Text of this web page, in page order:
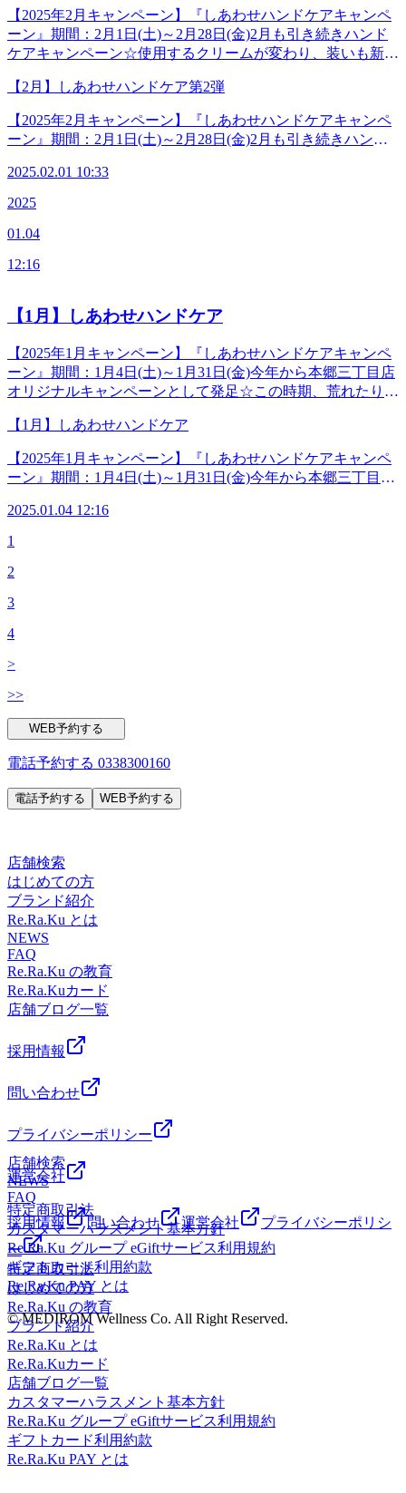
14,000円(税込)上半身の柔軟性を高めて免疫力をあげていき
ましょい！★『マーズ』コース肩くびReフレッシュコース
70分+花粉対策グレードアップアイヘッドケア30分特別価格
14,500円(税込)下半身の柔軟性を高めて免疫力をあげていき
ましょい！★『ヴィーナス』コース脚こしReフレッシュコ
ース70分+花粉対策グレードアップアイヘッドケア30分特別
価格14,500円(税込) 【60分コース】☆『アポロ』コース疲労
撃退コース30分+花粉対策グレードアップアイヘッドケア30
分特別価格9,240円(税
も気持ちがいい！ 肩甲骨ストレッチ】Re.Ra.Ku 本郷三丁目
店＜電話番号＞03-3830-0160＜住所＞〒113-0033東京都文京
20:20)土日祝 11:00-20:00（最終受付19:20）＜アクセス＞
歩2分】【都営地下鉄大江戸線「本郷三丁目駅」2番出口徒歩
3分】※御茶ノ水、湯島、水道橋、後楽園、春日、上野から
も便利です。◆―――――――◆―――――――◆
ス】腸内環境から免疫力をあげていきましょい！★『サター
ン』コース疲労撃退コース60分+おなかケア20分+花粉対策
グレードアップアイヘッドケア30分特別価格13,500円(税込)
リー』コースオイルフットケア30分+疲労撃退コース40分
14,000円(税込)上半身の柔軟性を高めて免疫力をあげていき
ましょい！★『マーズ』コース肩くびReフレッシュコース
14,500円(税込)下半身の柔軟性を高めて免疫力をあげていき
ましょい！★『ヴィーナス』コース脚こしReフレッシュコ
価格14,500円(税込) 【60分コース】☆『アポロ』コース疲労
撃退コース30分+花粉対策グレードアップアイヘッドケア30
分特別価格9,240円(税
も気持ちがいい！ 肩甲骨ストレッチ】Re.Ra.Ku 本郷三丁目
区本郷2-27-17＜営業時間＞平日 12:00-21:00（最終受付
20:20)土日祝 11:00-20:00（最終受付19:20）＜アクセス＞
【東京メトロ丸の内線「本郷三丁目駅」本郷通り方面出口徒
3分】※御茶ノ水、湯島、水道橋、後楽園、春日、上野から
も便利です。◆―――――――◆―――――――◆
【2025年2月キャンペーン】『しあわせハンドケアキャンペ
ーン』期間：2月1日(土)～2月28日(金)2月も引き続きハンド
ケアキャンペーン☆使用するクリームが変わり、装いも新た
ケアにポイントをおいて、30分じっくりほぐしちゃいます！
血管や神経が集中している手をケアすることで血の巡りがス
ムーズに♪リラックス効果や手先がポカポカになるのはもち
ろん、首・肩も緩みやすくなります。仕事に家事に、働き者
の腕や手指をぜひ労わってあげてくださいね。☆今年はほん
ーム3種】セラミド or コラーゲン or プラセンタ&lt;限
コースオイルフットケア30分+疲労撃退コース40分+しあわ
せハンドケア30分特別価格13,200円(税込)★『小野小町』コ
ッシュコース70分+しあわせハンドケア30分特別価格13,200
トケア40分+しあわせハンドケア30分特別価格9,240円(税
込)☆『カエサル』コース疲労撃退コース40分+しあわせハン
ドケア30分特別価格9,350円(税
込) ◆―――――――◆―――――――◆【マッサージより
も気持ちがいい！ 肩甲骨ストレッチ】Re.Ra.Ku 本郷三丁目
店＜電話番号＞03-3830-0160＜住所＞〒113-0033東京都文京
区本郷2-27-17＜営業時間＞平日 12:00-21:00（最終受付
【東京メトロ丸の内線「本郷三丁目駅」本郷通り方面出口徒
3分】※御茶ノ水、湯島、水道橋、後楽園、春日、上野から
も便利です。◆―――――――◆―――――――◆
【2月】しあわせハンドケア第2弾
【2025年2月キャンペーン】『しあわせハンドケアキャンペ
ーン』期間：2月1日(土)～2月28日(金)2月も引き続きハンド
になりました。この時期、荒れたり辛くなりやすい手や腕の
ケアにポイントをおいて、30分じっくりほぐしちゃいます！
ムーズに♪リラックス効果や手先がポカポカになるのはもち
の腕や手指をぜひ労わってあげてくださいね。☆今年はほん
ーム3種】セラミド or コラーゲン or プラセンタ&lt;限
定！セットコース&gt;【100分コース】★『クレオパトラ』
コースオイルフットケア30分+疲労撃退コース40分+しあわ
せハンドケア30分特別価格13,200円(税込)★『小野小町』コ
ース肩くびReフレッシュコース70分+しあわせハンドケア30
ッシュコース70分+しあわせハンドケア30分特別価格13,200
トケア40分+しあわせハンドケア30分特別価格9,240円(税
込)☆『カエサル』コース疲労撃退コース40分+しあわせハン
込) ◆―――――――◆―――――――◆【マッサージより
も気持ちがいい！ 肩甲骨ストレッチ】Re.Ra.Ku 本郷三丁目
区本郷2-27-17＜営業時間＞平日 12:00-21:00（最終受付
20:20)土日祝 11:00-20:00（最終受付19:20）＜アクセス＞
歩2分】【都営地下鉄大江戸線「本郷三丁目駅」2番出口徒歩
も便利です。◆―――――――◆―――――――◆
2025.02.01 10:33
2025
01.04
12:16
【1月】しあわせハンドケア
【2025年1月キャンペーン】『しあわせハンドケアキャンペ
ーン』期間：1月4日(土)～1月31日(金)今年から本郷三丁目店
オリジナルキャンペーンとして発足☆この時期、荒れたり辛
りほぐしちゃいます！血管や神経が集中している手をケアす
ることで血の巡りがスムーズに♪リラックス効果や手先がポ
カポカになるのはもちろん、首・肩も緩みやすくなります。
仕事に家事に、働き者の腕や手指をぜひ労わってあげてくだ
さいね。☆今年はほんさんスタッフが厳選☆【“香り”にこだ
ぶどうの香り&lt;限定！セットコース&gt;【100分コース】
退コース40分+しあわせハンドケア30分特別価格13,200円(税
込)★『紅玉』コース肩くびReフレッシュコース70分+しあわ
脚こしReフレッシュコース70分+しあわせハンドケア30分特
別価格13,200円(税込)【70分コース】☆『シャインマスカッ
特別価格9,240円(税込)☆『巨峰』コース疲労撃退コース40分
+しあわせハンドケア30分特別価格9,350円(税
込) ◆―――――――◆―――――――◆【マッサージより
も気持ちがいい！ 肩甲骨ストレッチ】Re.Ra.Ku 本郷三丁目
店＜電話番号＞03-3830-0160＜住所＞〒113-0033東京都文京
区本郷2-27-17＜営業時間＞平日 12:00-21:00（最終受付
20:20)土日祝 11:00-20:00（最終受付19:20）＜アクセス＞
3分】※御茶ノ水、湯島、水道橋、後楽園、春日、上野から
も便利です。◆―――――――◆―――――――◆
【1月】しあわせハンドケア
【2025年1月キャンペーン】『しあわせハンドケアキャンペ
ーン』期間：1月4日(土)～1月31日(金)今年から本郷三丁目店
くなりやすい手や腕のケアにポイントをおいて、30分じっく
りほぐしちゃいます！血管や神経が集中している手をケアす
カポカになるのはもちろん、首・肩も緩みやすくなります。
さいね。☆今年はほんさんスタッフが厳選☆【“香り”にこだ
わったスペシャルクリーム2種】りんごの香り or 富士山
★『ジョナゴールド』コースオイルフットケア30分+疲労撃
込)★『紅玉』コース肩くびReフレッシュコース70分+しあわ
せハンドケア30分特別価格13,200円(税込)★『王林』コース
脚こしReフレッシュコース70分+しあわせハンドケア30分特
別価格13,200円(税込)【70分コース】☆『シャインマスカッ
特別価格9,240円(税込)☆『巨峰』コース疲労撃退コース40分
も気持ちがいい！ 肩甲骨ストレッチ】Re.Ra.Ku 本郷三丁目
店＜電話番号＞03-3830-0160＜住所＞〒113-0033東京都文京
区本郷2-27-17＜営業時間＞平日 12:00-21:00（最終受付
20:20)土日祝 11:00-20:00（最終受付19:20）＜アクセス＞
【東京メトロ丸の内線「本郷三丁目駅」本郷通り方面出口徒
歩2分】【都営地下鉄大江戸線「本郷三丁目駅」2番出口徒歩
3分】※御茶ノ水、湯島、水道橋、後楽園、春日、上野から
も便利です。◆―――――――◆―――――――◆
2025.01.04 12:16
1
2
3
4
>
>>
WEB予約する
電話予約する 0338300160
電話予約する WEB予約する
店舗検索
はじめての方
ブランド紹介
Re.Ra.Ku とは
NEWS
FAQ
Re.Ra.Ku の教育
Re.Ra.Kuカード
店舗ブログ一覧
採用情報
問い合わせ
プライバシーポリシー
運営会社
特定商取引法
カスタマーハラスメント基本方針
Re.Ra.Ku グループ eGiftサービス利用規約
ギフトカード利用約款
Re.Ra.Ku PAY とは
© MEDIROM Wellness Co. All Right Reserved.
店舗検索
NEWS
FAQ
採用情報
問い合わせ 運営会社
プライバシーポリシ
ー
特定商取引法
はじめての方
Re.Ra.Ku の教育
ブランド紹介
Re.Ra.Ku とは
Re.Ra.Kuカード
店舗ブログ一覧
カスタマーハラスメント基本方針
Re.Ra.Ku グループ eGiftサービス利用規約
ギフトカード利用約款
Re.Ra.Ku PAY とは